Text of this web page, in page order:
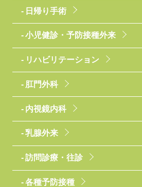
日帰り手術
小児健診・予防接種外来
リハビリテーション
肛門外科
内視鏡内科
乳腺外来
訪問診療・往診
各種予防接種